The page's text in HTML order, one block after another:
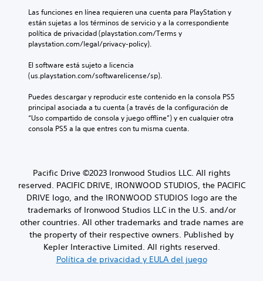
Las funciones en línea requieren una cuenta para PlayStation y
están sujetas a los términos de servicio y a la correspondiente
política de privacidad (playstation.com/Terms y
playstation.com/legal/privacy-policy).
El software está sujeto a licencia
(us.playstation.com/softwarelicense/sp).
Puedes descargar y reproducir este contenido en la consola PS5
principal asociada a tu cuenta (a través de la configuración de
“Uso compartido de consola y juego offline”) y en cualquier otra
consola PS5 a la que entres con tu misma cuenta.
Pacific Drive ©2023 Ironwood Studios LLC. All rights
reserved. PACIFIC DRIVE, IRONWOOD STUDIOS, the PACIFIC
DRIVE logo, and the IRONWOOD STUDIOS logo are the
trademarks of Ironwood Studios LLC in the U.S. and/or
other countries. All other trademarks and trade names are
the property of their respective owners. Published by
Kepler Interactive Limited. All rights reserved.
Política de privacidad y EULA del juego